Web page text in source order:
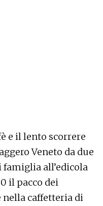
e il lento scorrere
Veneto da due
famiglia all’edicola
il pacco dei
caffetteria di